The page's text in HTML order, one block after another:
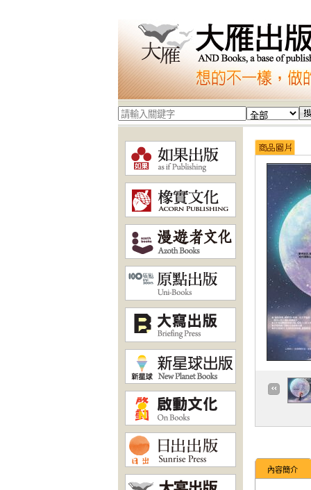
內容簡介